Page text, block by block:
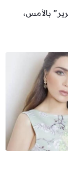
بالأمس،